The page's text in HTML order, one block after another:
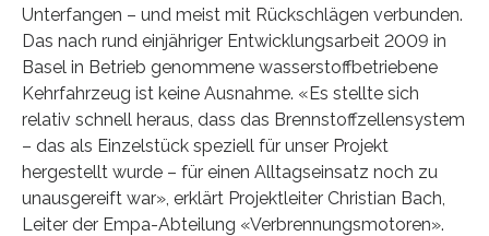
Unterfangen – und meist mit Rückschlägen verbunden.
Das nach rund einjähriger Entwicklungsarbeit 2009 in
Basel in Betrieb genommene wasserstoffbetriebene
Kehrfahrzeug ist keine Ausnahme. «Es stellte sich
relativ schnell heraus, dass das Brennstoffzellensystem
– das als Einzelstück speziell für unser Projekt
hergestellt wurde – für einen Alltagseinsatz noch zu
unausgereift war», erklärt Projektleiter Christian Bach,
Leiter der Empa-Abteilung «Verbrennungsmotoren».